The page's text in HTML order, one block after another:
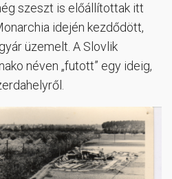
szeszt is előállítottak itt
idején kezdődött,
üzemelt. A Slovlik
néven „futott” egy ideig,